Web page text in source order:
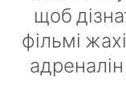
щоб
фільмі